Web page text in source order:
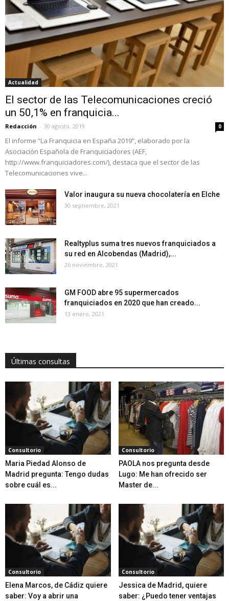
Actualidad
El sector de las Telecomunicaciones creció
un 50,1% en franquicia...
Redacción - 30 agosto, 2019 0
El informe “La Franquicia en España 2019”, elaborado por la
Asociación Española de Franquiciadores (AEF,
http://www.franquiciadores.com/), destaca que el sector de las
Telecomunicaciones vive...
Valor inaugura su nueva chocolatería en Elche
30 septiembre, 2021
Realtyplus suma tres nuevos franquiciados a
su red en Alcobendas (Madrid),...
26 noviembre, 2021
GM FOOD abre 95 supermercados
franquiciados en 2020 que han creado...
13 enero, 2021
Últimas consultas
Consultorio
Maria Piedad Alonso de
Madrid pregunta: Tengo dudas
sobre cuál es...
Consultorio
PAOLA nos pregunta desde
Lugo: Me han ofrecido ser
Master de...
Consultorio
Elena Marcos, de Cádiz quiere
saber: Voy a abrir una
Consultorio
Jessica de Madrid, quiere
saber: ¿Puedo tener ventajas